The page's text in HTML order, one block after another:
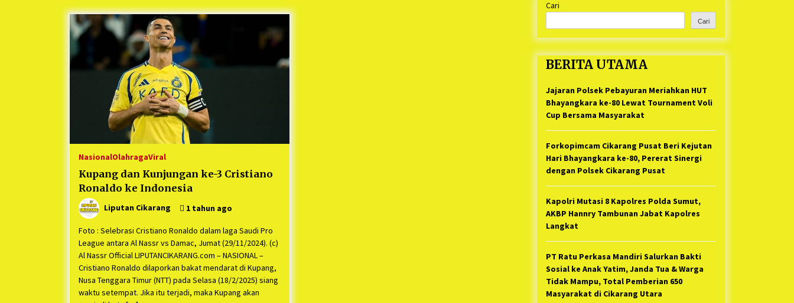
Berjalan Sukses
5 bulan ago
Sebelum Waktunya
1 tahun ago
Kartini Penggerak Lingkungan dari
Sampah Bukit Berlian
1 tahun ago
Indonesia Gilang Bayu Nugraha,
S.H, Ucapkan Terimakasih Atas
Support Camat Kedungwaringin
Memberikan Logistik Ke Posko
1 tahun ago
Ucapan Terimakasih Ketua Umum
Jurpala Indonesia dan KOSMI
Indonesia Atas Respon Cepat Polres
Metro Bekasi dan Polsek Cikarang
Timur yang Tangkap Oknum Ormas
Terkait Pengusiran Pendirian Posko
1 tahun ago
Jelang Ramadhan, Kecamatan
Cikarang Pusat Gelar STQ ke-VII
1 tahun ago
NasionalOlahragaViral
Kupang dan Kunjungan ke-3 Cristiano
Ronaldo ke Indonesia
Liputan Cikarang 1 tahun ago
Foto : Selebrasi Cristiano Ronaldo dalam laga Saudi Pro
League antara Al Nassr vs Damac, Jumat (29/11/2024). (c)
Al Nassr Official LIPUTANCIKARANG.com – NASIONAL –
Cristiano Ronaldo dilaporkan bakat mendarat di Kupang,
Nusa Tenggara Timur (NTT) pada Selasa (18/2/2025) siang
waktu setempat. Jika itu terjadi, maka Kupang akan
Cari
Cari
BERITA UTAMA
Jajaran Polsek Pebayuran Meriahkan HUT
Bhayangkara ke-80 Lewat Tournament Voli
Cup Bersama Masyarakat
Forkopimcam Cikarang Pusat Beri Kejutan
Hari Bhayangkara ke-80, Pererat Sinergi
dengan Polsek Cikarang Pusat
Kapolri Mutasi 8 Kapolres Polda Sumut,
AKBP Hannry Tambunan Jabat Kapolres
Langkat
PT Ratu Perkasa Mandiri Salurkan Bakti
Sosial ke Anak Yatim, Janda Tua & Warga
Tidak Mampu, Total Pemberian 650
Masyarakat di Cikarang Utara